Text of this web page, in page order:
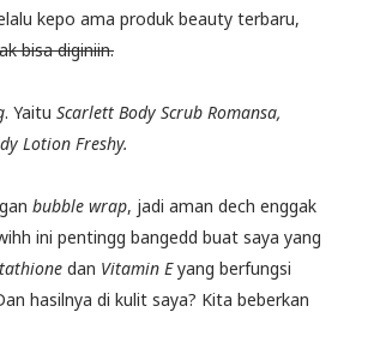
kepo ama produk beauty terbaru,
bisa diginiin.
. Yaitu Scarlett Body Scrub Romansa,
Lotion Freshy.
bubble wrap, jadi aman dech enggak
ini pentingg bangedd buat saya yang
dan Vitamin Eyang berfungsi
hasilnya di kulit saya? Kita beberkan